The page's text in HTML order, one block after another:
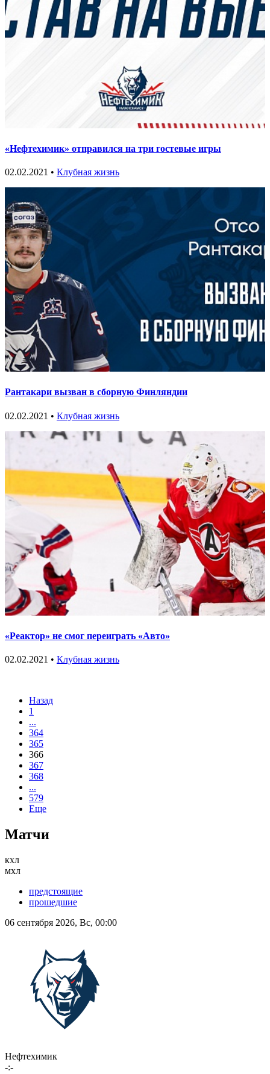
«Нефтехимик» отправился на три гостевые игры
02.02.2021 • Клубная жизнь
Рантакари вызван в сборную Финляндии
02.02.2021 • Клубная жизнь
«Реактор» не смог переиграть «Авто»
02.02.2021 • Клубная жизнь
Назад
1
...
364
365
366
367
368
...
579
Еще
Матчи
кхл
мхл
предстоящие
прошедшие
06 сентября 2026, Вс, 00:00
Нефтехимик
-:-